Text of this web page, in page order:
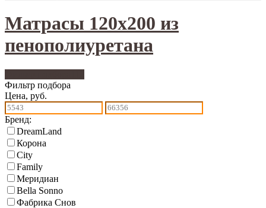
Матрасы 120x200 из
пенополиуретана
Фильтр подбора
Цена, руб.
Бренд:
DreamLand
Корона
City
Family
Меридиан
Bella Sonno
Фабрика Снов